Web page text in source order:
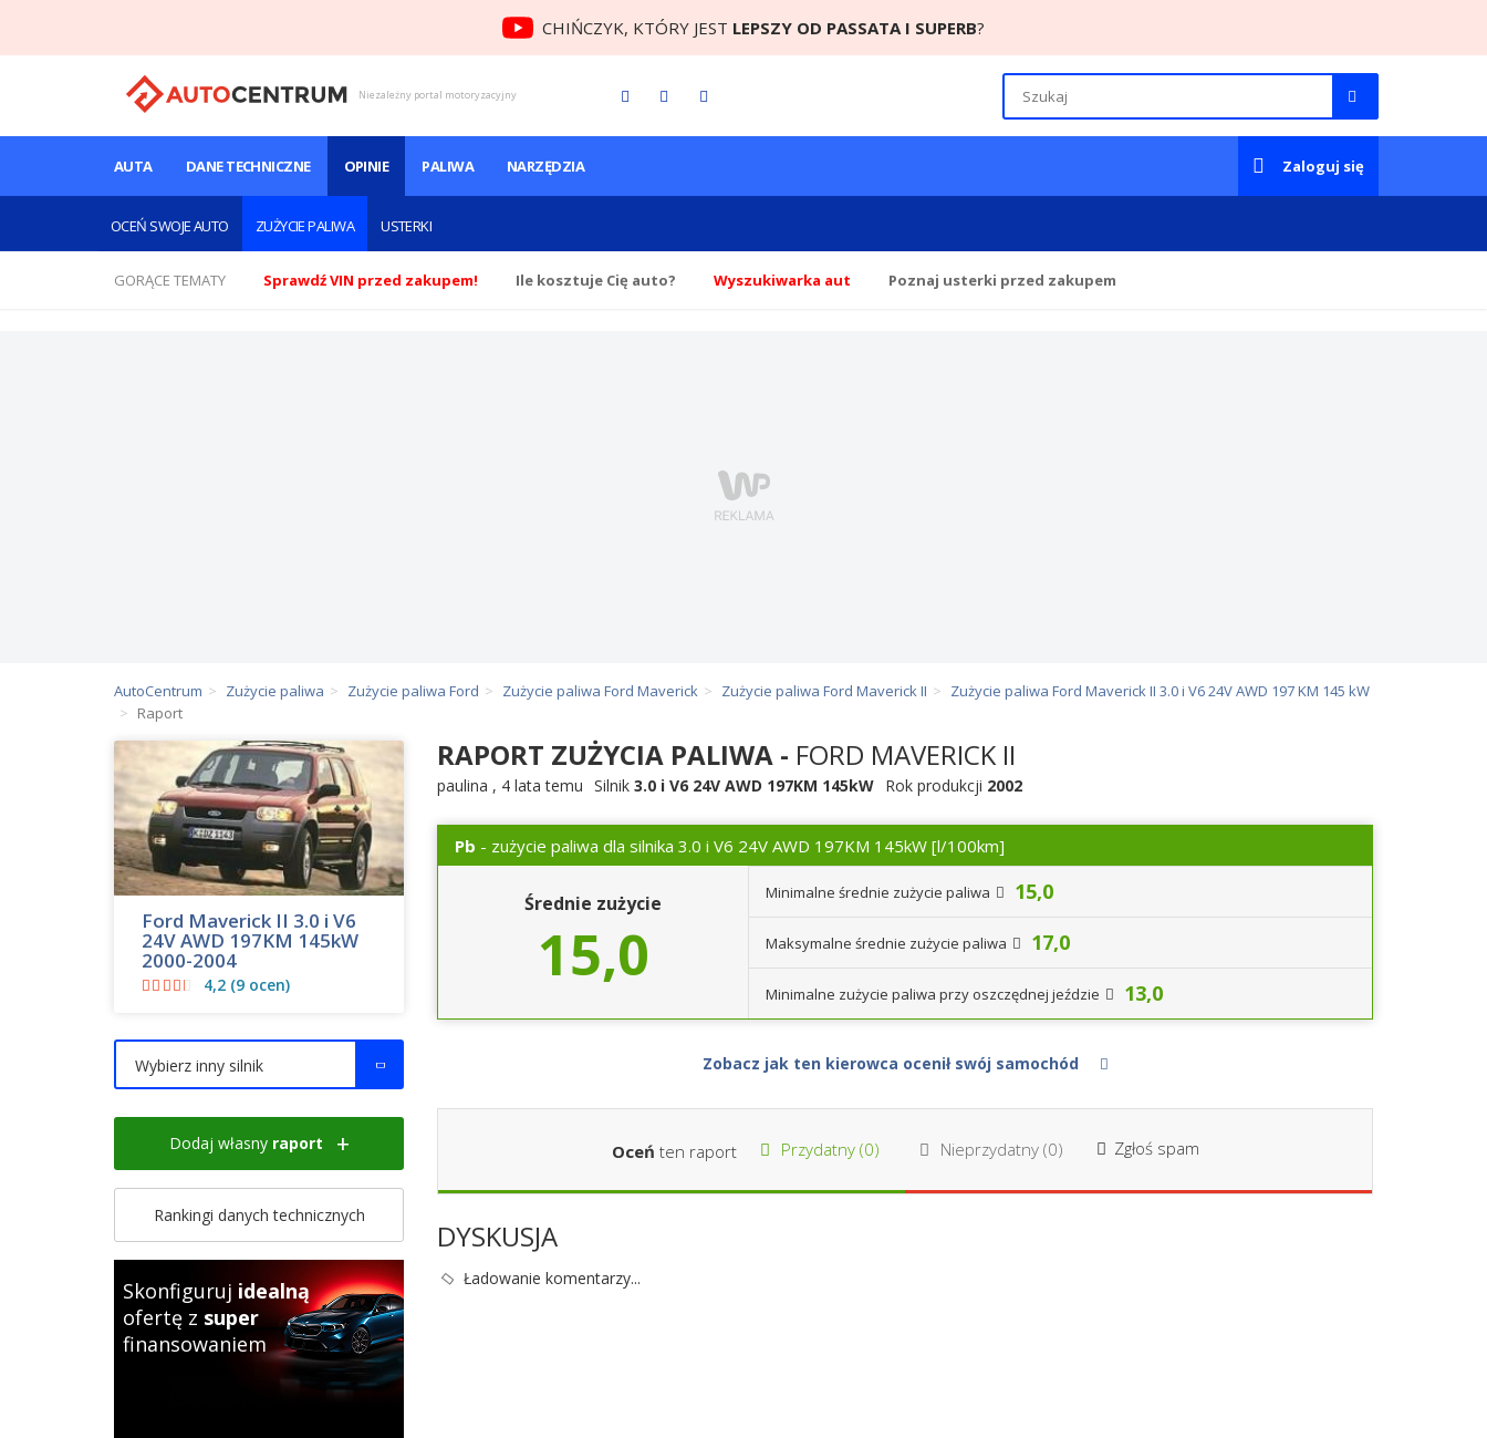
CHIŃCZYK, KTÓRY JEST LEPSZY OD PASSATA I SUPERB?
Niezależny portal motoryzacyjny
AUTA DANE TECHNICZNE OPINIE
OCEŃ SWOJE AUTO ZUŻYCIE PALIWA USTERKI
PALIWA NARZĘDZIA Zaloguj się
GORĄCE TEMATY Sprawdź VIN przed zakupem! Ile kosztuje Cię auto? Wyszukiwarka aut Poznaj usterki przed zakupem
AutoCentrum Zużycie paliwa Zużycie paliwa Ford Zużycie paliwa Ford Maverick Zużycie paliwa Ford Maverick II
Zużycie paliwa Ford Maverick II 3.0 i V6 24V AWD 197 KM 145 kW
Raport
RAPORT ZUŻYCIA PALIWA - FORD MAVERICK II
paulina , 4 lata temu Silnik 3.0 i V6 24V AWD 197KM 145kW Rok produkcji 2002
Pb - zużycie paliwa dla silnika 3.0 i V6 24V AWD 197KM 145kW [l/100km]
Średnie zużycie
15,0
Minimalne średnie zużycie paliwa 15,0
Maksymalne średnie zużycie paliwa 17,0
Minimalne zużycie paliwa przy oszczędnej jeździe 13,0
Zobacz jak ten kierowca ocenił swój samochód
Oceń ten raport Przydatny (0) Nieprzydatny (0) Zgłoś spam
DYSKUSJA
Ładowanie komentarzy...
Ford Maverick II 3.0 i V6
24V AWD 197KM 145kW
2000-2004
4,2 (9 ocen)
Wybierz inny silnik
Dodaj własny raport
Rankingi danych technicznych
Skonfiguruj idealną
ofertę z super
finansowaniem